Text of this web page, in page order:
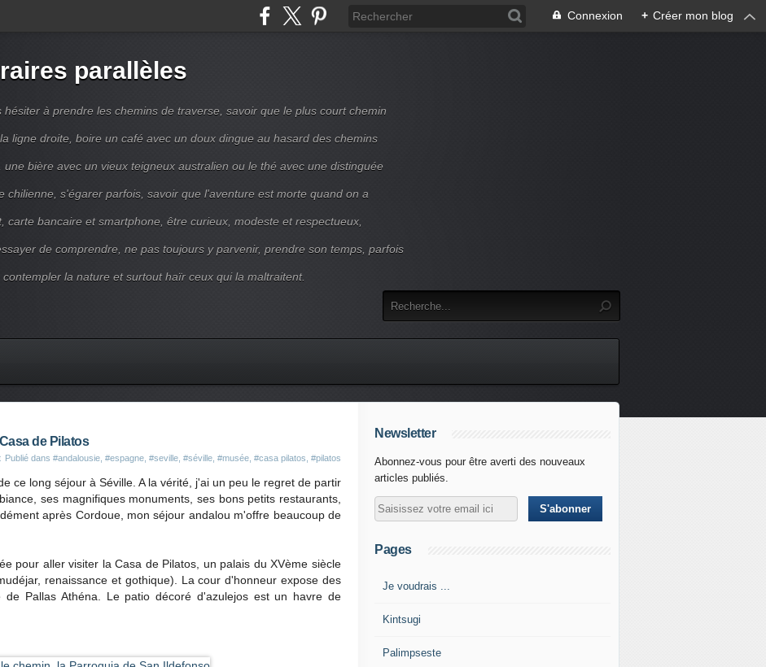
Connexion + Créer mon blog
parallèles
hésiter à prendre les chemins de traverse, savoir que le plus court chemin
ligne droite, boire un café avec un doux dingue au hasard des chemins
une bière avec un vieux teigneux australien ou le thé avec une distinguée
chilienne, s'égarer parfois, savoir que l'aventure est morte quand on a
carte bancaire et smartphone, être curieux, modeste et respectueux,
de comprendre, ne pas toujours y parvenir, prendre son temps, parfois
la nature et surtout haïr ceux qui la maltraitent.
de Pilatos
Publié dans #andalousie #espagne #seville #séville #musée #casa pilatos #pilatos
ce long séjour à Séville. A la vérité, j'ai un peu le regret de partir
ses magnifiques monuments, ses bons petits restaurants,
après Cordoue, mon séjour andalou m'offre beaucoup de
pour aller visiter la Casa de Pilatos, un palais du XVème siècle
renaissance et gothique). La cour d'honneur expose des
de Pallas Athéna. Le patio décoré d'azulejos est un havre de
Newsletter
Abonnez-vous pour être averti des nouveaux
articles publiés.
Pages
Je voudrais ...
Kintsugi
Palimpseste